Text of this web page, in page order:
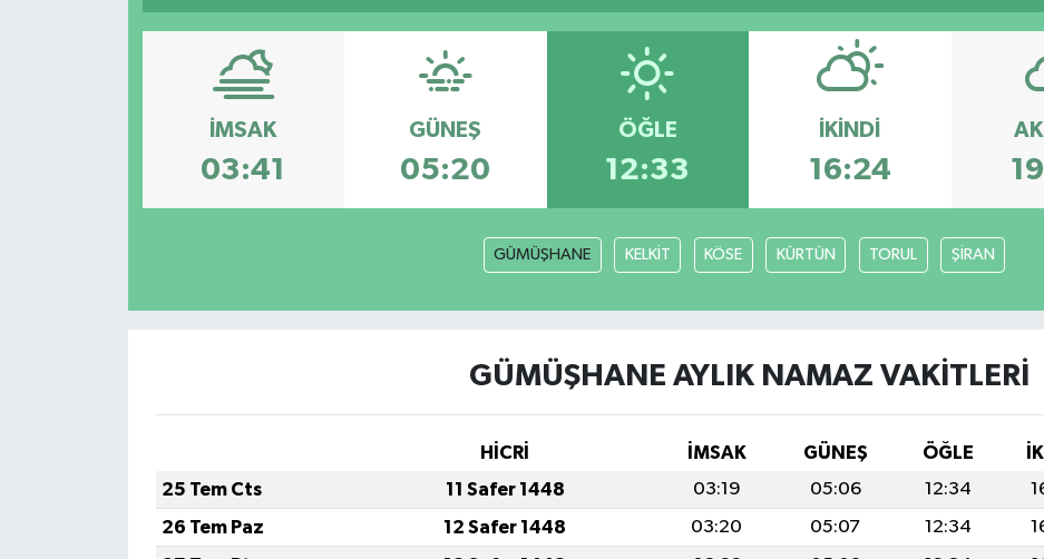
İMSAK
03:41
GÜNEŞ
05:20
ÖĞLE
12:33
İKINDI
16:24
GÜMÜŞHANE KELKİT KÖSE KÜRTÜN TORUL ŞİRAN
GÜMÜŞHANE AYLIK NAMAZ VAKITLERI
HİCRİ İMSAK GÜNEŞ ÖĞLE
25 Tem Cts
11 Safer 1448 03:19 05:06 12:34
26 Tem Paz
12 Safer 1448 03:20 05:07 12:34
Haber Arşivi